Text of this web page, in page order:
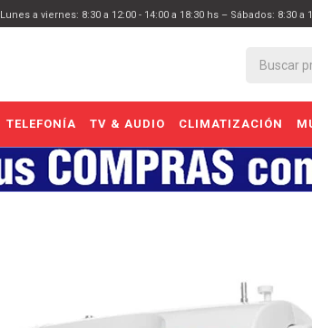
TELEFONÍA TV & AUDIO CLIMATIZACIÓN
Lunes a viernes: 8:30 a 12:00 - 14:00 a 18:30 hs – Sábados: 8:30 a